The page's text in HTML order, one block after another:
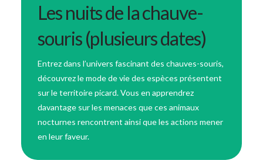
Les nuits de la chauve-
souris (plusieurs dates)
Entrez dans l’univers fascinant des chauves-souris,
découvrez le mode de vie des espèces présentent
sur le territoire picard. Vous en apprendrez
davantage sur les menaces que ces animaux
nocturnes rencontrent ainsi que les actions mener
en leur faveur.